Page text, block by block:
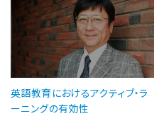
英語教育におけるアクティブ・ラ
ーニングの有効性